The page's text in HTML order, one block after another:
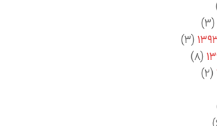
(۳)
(۳)
(۸)
(۲)